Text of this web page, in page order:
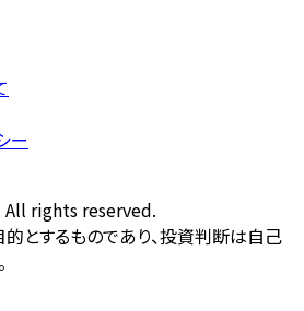
ー
All rights reserved.
とするものであり、投資判断は自己